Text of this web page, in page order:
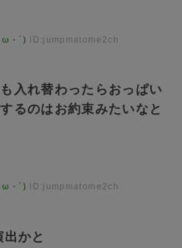
ω・´) ID:jumpmatome2ch
入れ替わったらおっぱい
るのはお約束みたいなと
ω・´) ID:jumpmatome2ch
かと